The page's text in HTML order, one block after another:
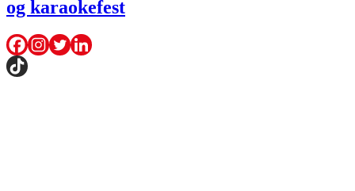
og karaokefest